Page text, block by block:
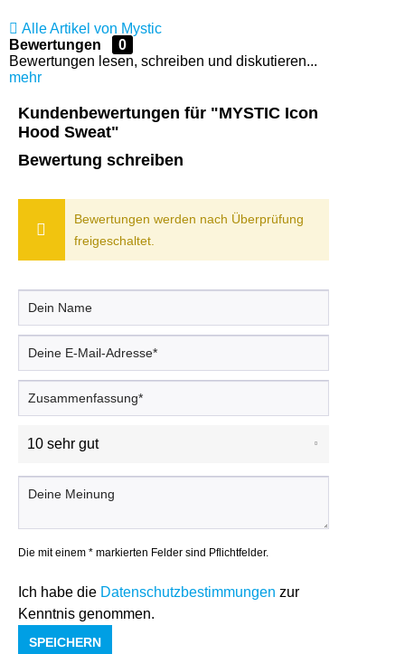
Alle Artikel von Mystic
Bewertungen
0
Bewertungen lesen, schreiben und diskutieren...
mehr
Kundenbewertungen für "MYSTIC Icon
Hood Sweat"
Bewertung schreiben
Bewertungen werden nach Überprüfung
freigeschaltet.
Die mit einem * markierten Felder sind Pflichtfelder.
Ich habe die Datenschutzbestimmungen zur
Kenntnis genommen.
SPEICHERN